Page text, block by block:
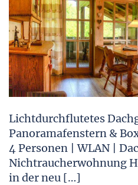
Lichtdurchflutetes
Panoramafenstern &
4 Personen | WLAN |
Nichtraucherwohnung
in der neu […]